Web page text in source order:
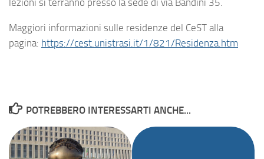
lezioni si terranno presso la sede di via Bandini 35.
Maggiori informazioni sulle residenze del CeST alla
pagina: https://cest.unistrasi.it/1/821/Residenza.htm
POTREBBERO INTERESSARTI ANCHE...